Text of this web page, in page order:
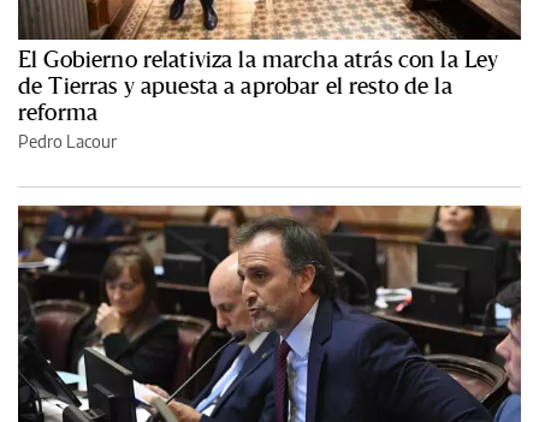
El Gobierno relativiza la marcha atrás con la Ley
de Tierras y apuesta a aprobar el resto de la
reforma
Pedro Lacour